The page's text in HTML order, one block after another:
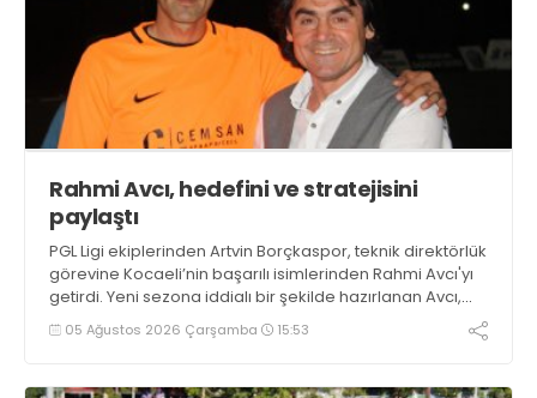
Rahmi Avcı, hedefini ve stratejisini
paylaştı
PGL Ligi ekiplerinden Artvin Borçkaspor, teknik direktörlük
görevine Kocaeli’nin başarılı isimlerinden Rahmi Avcı'yı
getirdi. Yeni sezona iddialı bir şekilde hazırlanan Avcı,
duygularını aktardı.
05 Ağustos 2026 Çarşamba 15:53